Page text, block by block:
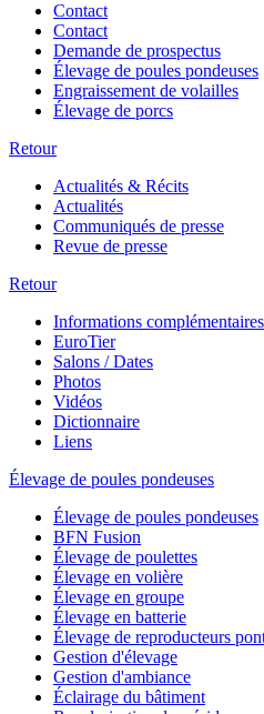
Contact
Contact
Demande de prospectus
Élevage de poules pondeuses
Engraissement de volailles
Élevage de porcs
Retour
Actualités & Récits
Actualités
Communiqués de presse
Revue de presse
Retour
Informations complémentaires
EuroTier
Salons / Dates
Photos
Vidéos
Dictionnaire
Liens
Élevage de poules pondeuses
Élevage de poules pondeuses
BFN Fusion
Élevage de poulettes
Élevage en volière
Élevage en groupe
Élevage en batterie
Élevage de reproducteurs
Gestion d'élevage
Gestion d'ambiance
Éclairage du bâtiment